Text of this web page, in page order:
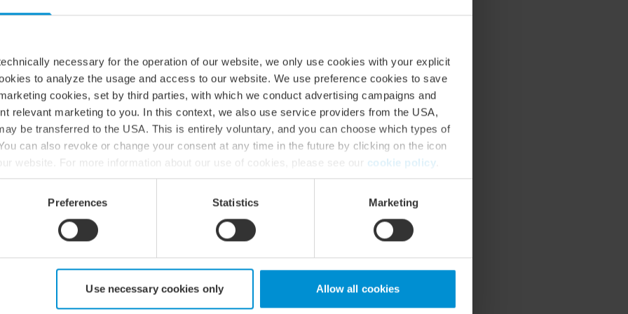
necessary for the operation of our website, we only use cookies with your explicit
to analyze the usage and access to our website. We use preference cookies to save
cookies, set by third parties, with which we conduct advertising campaigns and
relevant marketing to you. In this context, we also use service providers from the USA,
be transferred to the USA. This is entirely voluntary, and you can choose which types of
can also revoke or change your consent at any time in the future by clicking on the icon
website. For more information about our use of cookies, please see our cookie policy
processing of personal data, please see ourprivacy policy.
Preferences Statistics Marketing
Use necessary cookies only Allow all cookies
ska utvärdera behovet av internrevision, men många väljer
som kan stärka styrning, minska risker och bygga
kan stärka ditt
Det är en investering i bolagets långsiktiga framgång,
förtroende på kapitalmarknaden. Våra experter
del av er styrning och bidra till långsiktig framgång.
börsrapport: